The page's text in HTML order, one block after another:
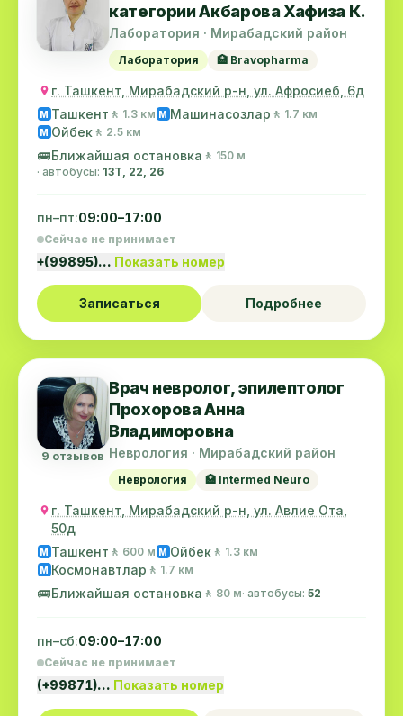
категории Акбарова Хафиза К.
Лаборатория · Мирабадский район
Лаборатория 🏥 Bravopharma
г. Ташкент, Мирабадский р-н, ул. Афросиеб, 6д
M Ташкент 🚶 1.3 км M Машинасозлар 🚶 1.7 км
M Ойбек 🚶 2.5 км
🚌Ближайшая остановка 🚶 150 м
· автобусы: 13Т, 22, 26
пн–пт:09:00–17:00
Сейчас не принимает
+(99895)… Показать номер
Записаться Подробнее
9 отзывов
Врач невролог, эпилептолог
Прохорова Анна
Владиморовна
Неврология · Мирабадский район
Неврология 🏥 Intermed Neuro
г. Ташкент, Мирабадский р-н, ул. Авлие Ота,
50д
M Ташкент 🚶 600 м M Ойбек 🚶 1.3 км
M Космонавтлар 🚶 1.7 км
🚌Ближайшая остановка 🚶 80 м· автобусы: 52
пн–сб:09:00–17:00
Сейчас не принимает
(+99871)… Показать номер